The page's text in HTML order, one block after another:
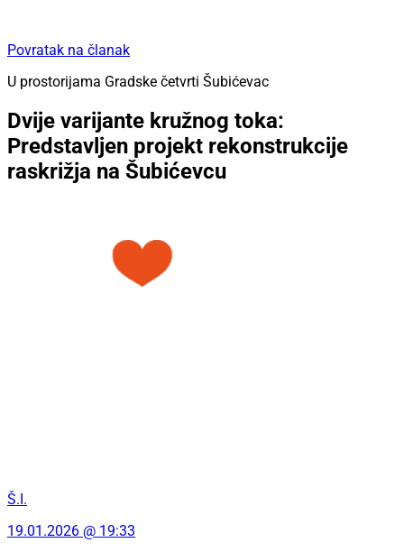
Povratak na članak
U prostorijama Gradske četvrti Šubićevac
Dvije varijante kružnog toka:
Predstavljen projekt rekonstrukcije
raskrižja na Šubićevcu
Š.I.
19.01.2026 @ 19:33